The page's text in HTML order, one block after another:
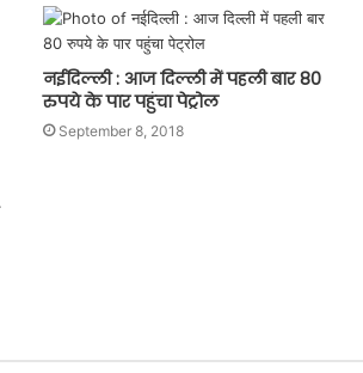
नईदिल्ली : आज दिल्ली में पहली बार 80
रुपये के पार पहुंचा पेट्रोल
September 8, 2018